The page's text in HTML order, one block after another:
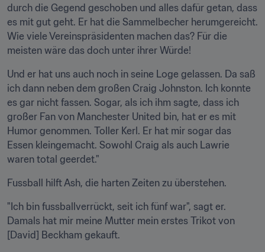
durch die Gegend geschoben und alles dafür getan, dass
es mit gut geht. Er hat die Sammelbecher herumgereicht.
Wie viele Vereinspräsidenten machen das? Für die
meisten wäre das doch unter ihrer Würde!
Und er hat uns auch noch in seine Loge gelassen. Da saß
ich dann neben dem großen Craig Johnston. Ich konnte
es gar nicht fassen. Sogar, als ich ihm sagte, dass ich
großer Fan von Manchester United bin, hat er es mit
Humor genommen. Toller Kerl. Er hat mir sogar das
Essen kleingemacht. Sowohl Craig als auch Lawrie
waren total geerdet."
Fussball hilft Ash, die harten Zeiten zu überstehen.
"Ich bin fussballverrückt, seit ich fünf war", sagt er.
Damals hat mir meine Mutter mein erstes Trikot von
[David] Beckham gekauft.